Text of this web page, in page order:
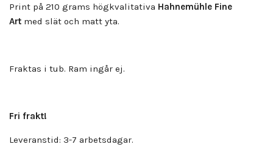
Print på 210 grams högkvalitativa Hahnemühle Fine
Art med slät och matt yta.
Fraktas i tub. Ram ingår ej.
Fri frakt!
Leveranstid: 3-7 arbetsdagar.